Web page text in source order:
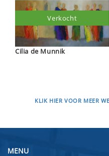
Cilia de Munnik
Verkocht
KLIK HIER VOOR MEER
MENU